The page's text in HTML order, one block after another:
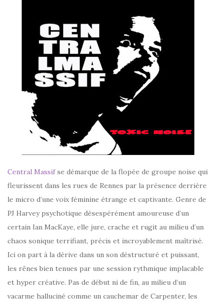
Central Massifse démarque de la flopée de groupe noise qui
fleurissent dans les rues de Rennes par la présence derrière
le micro d’une voix féminine étrange et captivante. Genre de
PJ Harvey psychotique désespérément amoureuse d’un
certain Ian MacKaye, elle jure, crache et rugit au milieu d’un
chaos sonique terrifiant, précis et incroyablement maîtrisé.
Ici on part à la dérive dans un son déstructuré et puissant,
les rênes bien tenues par une session rythmique implacable
et hyper créative. Pas de début ni de fin, au milieu d’un
vacarme halluciné comme un cauchemar de Carpenter, les